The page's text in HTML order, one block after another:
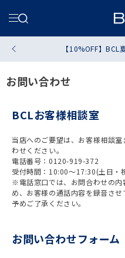
【10%OFF】BCL
お問い合わせ
BCLお客様相談室
当店へのご要望は、お客様相談
わせください。
電話番号：0120-919-372
受付時間：10:00～17:30(土日・
※電話窓口では、お問合わせの内
め、お客様の通話内容を録音させ
予めご了承ください。
お問い合わせフォーム